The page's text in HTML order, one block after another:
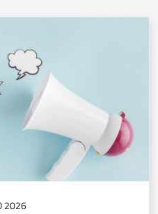
2026